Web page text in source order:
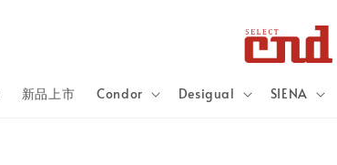
新品上市 Condor Desigual SIENA